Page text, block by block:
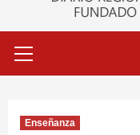
primario
Enseñanza